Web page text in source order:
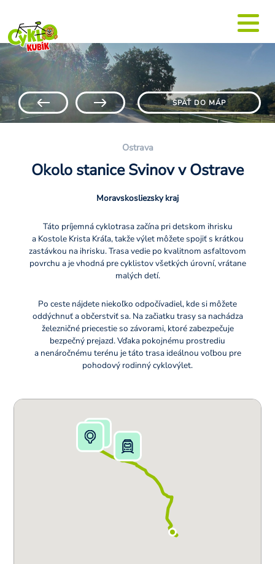
SPÄŤ DO MÁP
Ostrava
Okolo stanice Svinov v Ostrave
Moravskosliezsky kraj
Táto príjemná cyklotrasa začína pri detskom ihrisku
a Kostole Krista Kráľa, takže výlet môžete spojiť s krátkou
zastávkou na ihrisku. Trasa vedie po kvalitnom asfaltovom
povrchu a je vhodná pre cyklistov všetkých úrovní, vrátane
malých detí.
Po ceste nájdete niekoľko odpočívadiel, kde si môžete
oddýchnuť a občerstviť sa. Na začiatku trasy sa nachádza
železničné priecestie so závorami, ktoré zabezpečuje
bezpečný prejazd. Vďaka pokojnému prostrediu
a nenáročnému terénu je táto trasa ideálnou voľbou pre
pohodový rodinný cyklovýlet.